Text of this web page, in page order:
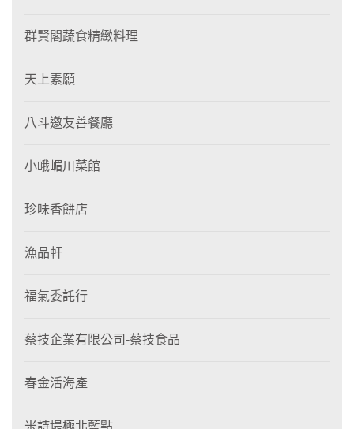
群賢閣蔬食精緻料理
天上素願
八斗邀友善餐廳
小峨嵋川菜館
珍味香餅店
漁品軒
福氣委託行
蔡技企業有限公司-蔡技食品
春金活海產
米詩堤極北藍點